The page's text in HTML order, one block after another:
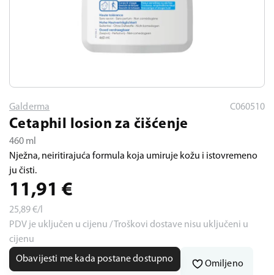
Galderma C060510
Cetaphil losion za čišćenje
460 ml
Nježna, neiritirajuća formula koja umiruje kožu i istovremeno
ju čisti.
11,91 €
25,89€/l
PDV je uključen u cijenu / Troškovi dostave nisu uključeni u
cijenu
Obavijesti me kada postane dostupno
Omiljeno